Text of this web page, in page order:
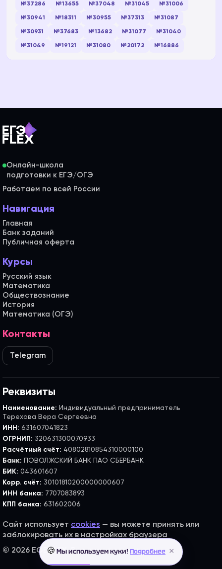
№37286 №13655 №37048 №31045 №31006
№30941 №18311 №30955 №37313 №31087
№30931 №37683 №13682 №31077 №31040
№31049 №19121 №31080 №20172 №16886
Онлайн-школа
Работаем по всей России
Навигация
Главная
Банк заданий
Публичная оферта
Курсы
Русский язык
Математика
Обществознание
История
Математика (ОГЭ)
Контакты
Telegram
Реквизиты
Наименование: Индивидуальный предприниматель
Терехова Вера Сергеевна
ИНН: 631607041823
ОГРНИП: 320631300070933
Расчётный счёт: 40802810854310000100
Банк: ПОВОЛЖСКИЙ БАНК ПАО СБЕРБАНК
БИК: 043601607
Корр. счёт: 30101810200000000607
ИНН банка: 7707083893
КПП банка: 631602006
Сайт использует cookies — вы можете принять или
заблокировать их в настройках браузера
© 2026 EGE FLEX. Все права защищены.
🍪 Мы используем куки! Подробнее ×